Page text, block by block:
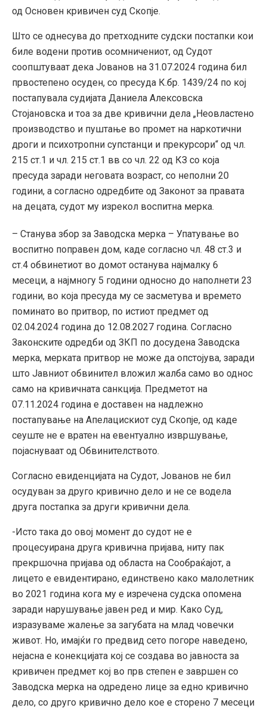
од Основен кривичен суд Скопје.
Што се однесува до претходните судски постапки кои
биле водени против осомничениот, од Судот
соопштуваат дека Јованов на 31.07.2024 година бил
првостепено осуден, со пресуда К.бр. 1439/24 по кој
постапувала судијата Даниела Алексовска
Стојановска и тоа за две кривични дела „Неовластено
производство и пуштање во промет на наркотични
дроги и психотропни супстанци и прекурсори“ од чл.
215 ст.1 и чл. 215 ст.1 вв со чл. 22 од КЗ со која
пресуда заради неговата возраст, со неполни 20
години, а согласно одредбите од Законот за правата
на децата, судот му изрекол воспитна мерка.
– Станува збор за Заводска мерка – Упатување во
воспитно поправен дом, каде согласно чл. 48 ст.3 и
ст.4 обвинетиот во домот останува најмалку 6
месеци, а најмногу 5 години односно до наполнети 23
години, во која пресуда му се засметува и времето
поминато во притвор, по истиот предмет од
02.04.2024 година до 12.08.2027 година. Согласно
Законските одредби од ЗКП по досудена Заводска
мерка, мерката притвор не може да опстојува, заради
што Јавниот обвинител вложил жалба само во однос
само на кривичната санкција. Предметот на
07.11.2024 година е доставен на надлежно
постапување на Апелацискиот суд Скопје, од каде
сеуште не е вратен на евентуално извршување,
појаснуваат од Обвинителството.
Согласно евиденцијата на Судот, Јованов не бил
осудуван за друго кривично дело и не се водела
друга постапка за други кривични дела.
-Исто така до овој момент до судот не е
процесуирана друга кривична пријава, ниту пак
прекршочна пријава од областа на Сообраќајот, а
лицето е евидентирано, единствено како малолетник
во 2021 година кога му е изречена судска опомена
заради нарушување јавен ред и мир. Како Суд,
изразуваме жалење за загубата на млад човечки
живот. Но, имајќи го предвид сето погоре наведено,
нејасна е конекцијата кој се создава во јавноста за
кривичен предмет кој во прв степен е завршен со
Заводска мерка на одредено лице за едно кривично
дело, со друго кривично дело кое е сторено 7 месеци